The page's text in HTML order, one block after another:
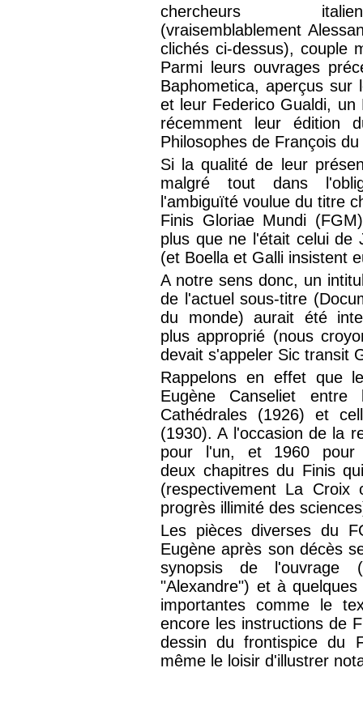
chercheurs
(vraisemblablement
clichés ci-dessus), couple
Parmi leurs ouvrages
Baphometica, aperçus
et leur Federico Gualdi, un
récemment leur édition
Philosophes de François
Si la qualité de leur
malgré tout dans
l'ambiguïté voulue du titre
Finis Gloriae Mundi
plus que ne l'était celui de
(et Boella et Galli insistent
A notre sens donc, un
de l'actuel sous-titre
du monde) aurait été
plus approprié (nous
devait s'appeler Sic transit
Rappelons en effet que
Eugène Canseliet
Cathédrales (1926) et
(1930). A l'occasion de la
pour l'un, et 1960 pour
deux chapitres du Finis
(respectivement La Croix
progrès illimité des
Les pièces diverses du
Eugène après son décès
synopsis de l'ouvrage
"Alexandre") et à
importantes comme le
encore les instructions de
dessin du frontispice du
même le loisir d'illustrer